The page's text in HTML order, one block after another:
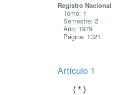
Registro
Tomo: 1
Semestre: 2
Año: 1979
Página: 1321
Artículo 1
   (*)